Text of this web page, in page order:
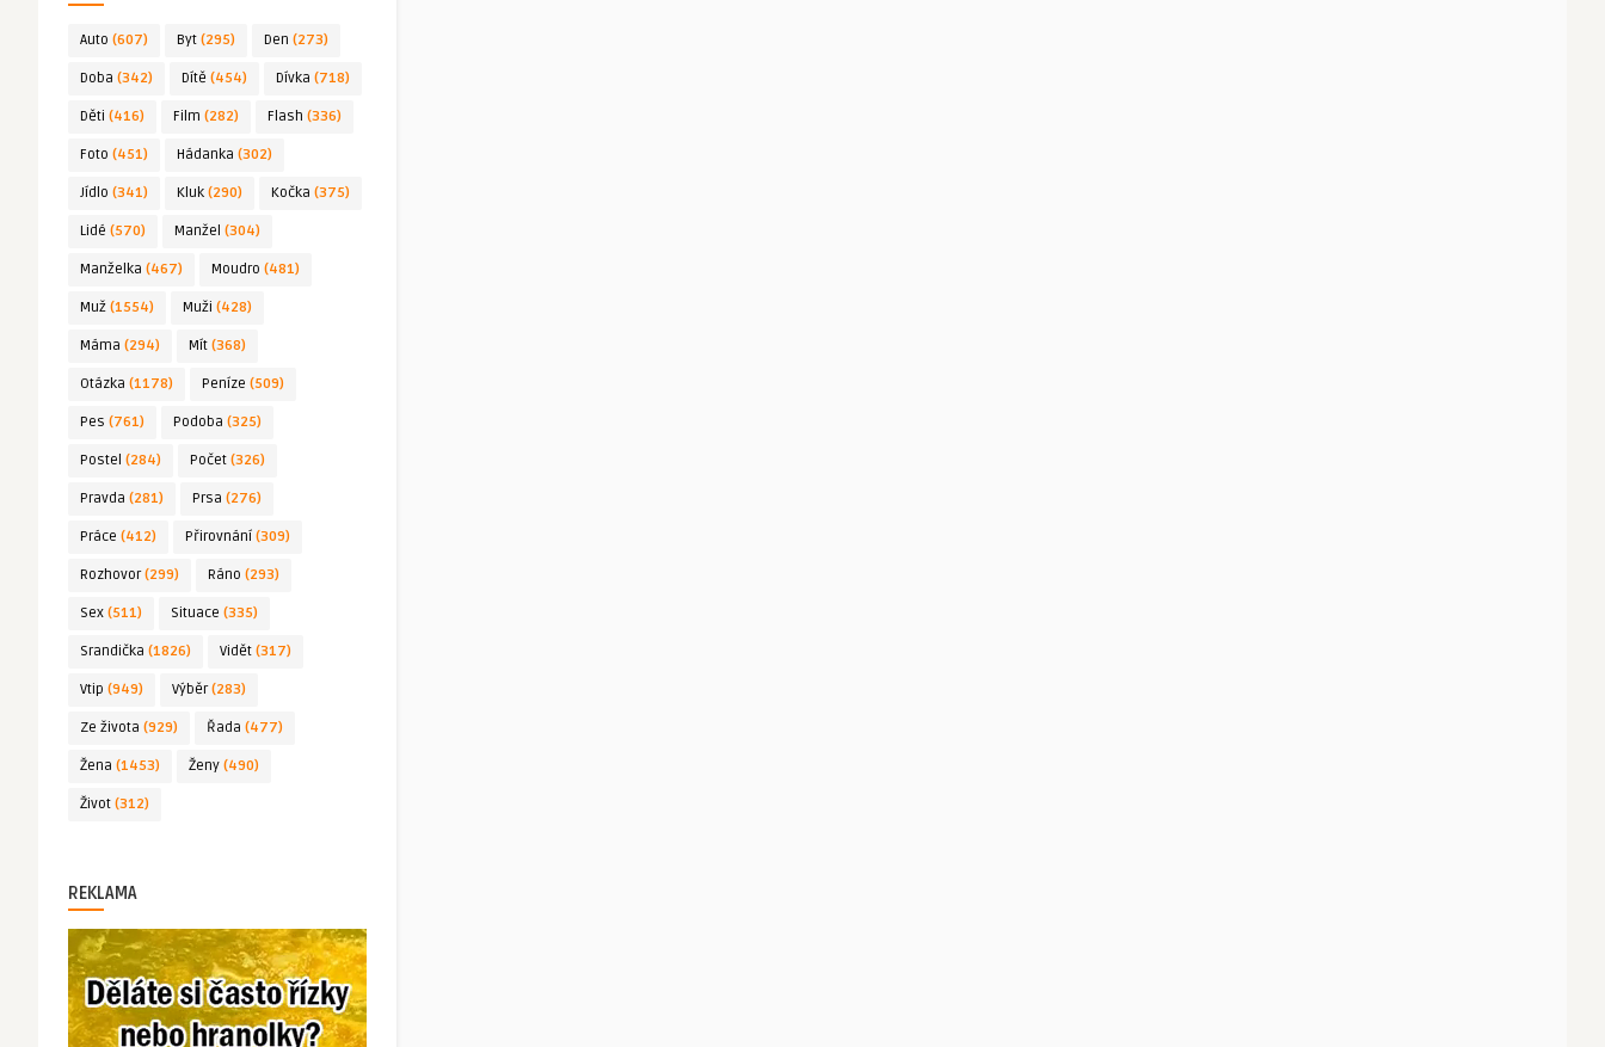
Auto (607) Byt (295) Den (273)
Doba (342) Dítě (454) Dívka (718)
Děti (416) Film (282) Flash (336)
Foto (451) Hádanka (302)
Jídlo (341) Kluk (290) Kočka (375)
Lidé (570) Manžel (304)
Manželka (467) Moudro (481)
Muž (1554) Muži (428)
Máma (294) Mít (368)
Otázka (1178) Peníze (509)
Pes (761) Podoba (325)
Postel (284) Počet (326)
Pravda (281) Prsa (276)
Práce (412) Přirovnání (309)
Rozhovor(299) Ráno (293)
Sex (511) Situace (335)
Srandička (1826) Vidět (317)
Vtip (949) Výběr(283)
Ze života (929) Řada (477)
Žena (1453) Ženy (490)
Život (312)
REKLAMA